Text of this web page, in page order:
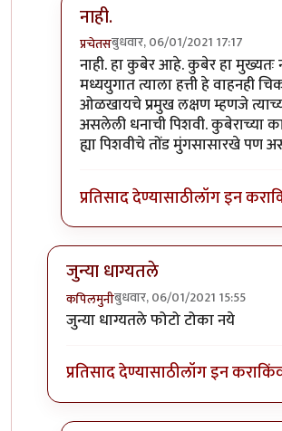
नाही.
प्रचेतसबुधवार, 06/01/2021 17:17
In reply to.byचांदणे संदीप
नाही. हा कुबेर आहे. कुबेर हा मुख्यतः
मध्ययुगात त्याला हत्ती हे वाहनही
ओळखायचे प्रमुख लक्षण म्हणजे
असलेली धनाची पिशवी. कुबेराच्या
ह्या पिशवीचे तोंड मुंगसासारखे पण
प्रतिसाद देण्यासाठीलॉग इन करा
जुन्या धाग्यतले
कपिलमुनीबुधवार, 06/01/2021 15:55
In reply toफोटो ओळखा, लक्षणे सुस्पष्ट
जुन्या धाग्यतले फोटो टोका नये
प्रतिसाद देण्यासाठीलॉग इन करा